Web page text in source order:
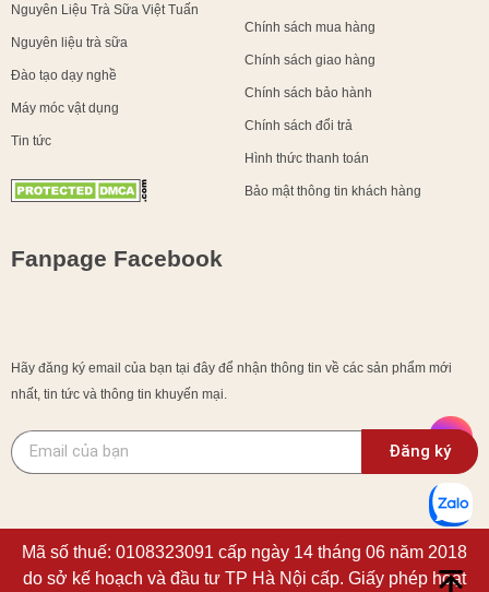
Nguyên Liệu Trà Sữa Việt Tuấn
Nguyên liệu trà sữa
Đào tạo dạy nghề
Máy móc vật dụng
Tin tức
Chính sách mua hàng
Chính sách giao hàng
Chính sách bảo hành
Chính sách đổi trả
Hình thức thanh toán
Bảo mật thông tin khách hàng
Fanpage Facebook
Hãy đăng ký email của bạn tại đây để nhận thông tin về các sản phẩm mới
nhất, tin tức và thông tin khuyến mại.
Đăng ký
Mã số thuế: 0108323091 cấp ngày 14 tháng 06 năm 2018
do sở kế hoạch và đầu tư TP Hà Nội cấp. Giấy phép hoạt